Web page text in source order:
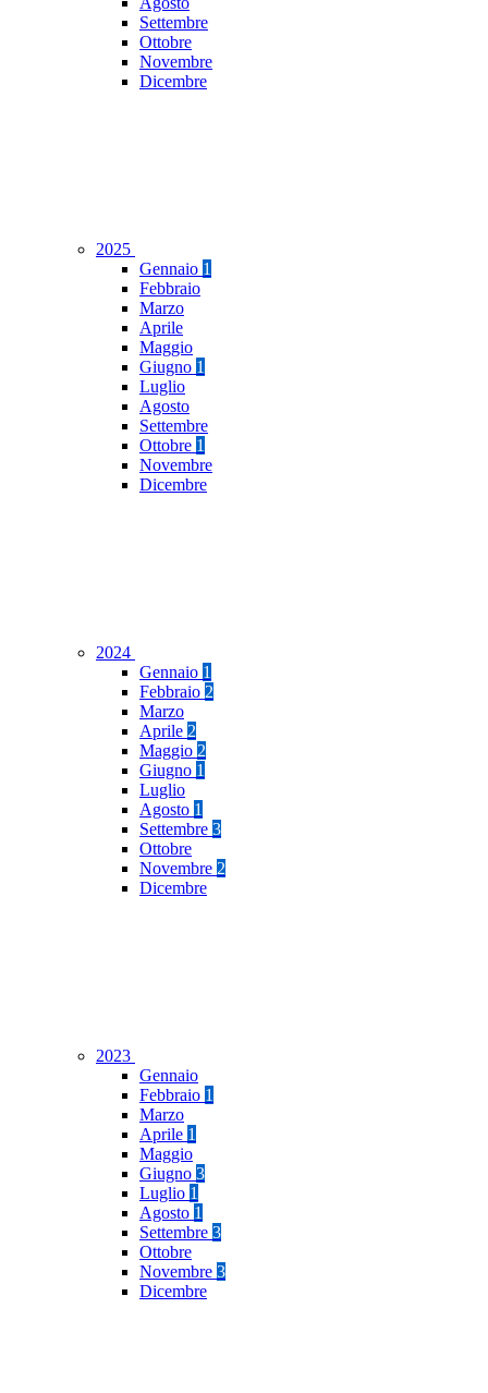
Settembre
Ottobre
Novembre
Dicembre
2025
Gennaio 1
Febbraio
Marzo
Aprile
Maggio
Giugno 1
Luglio
Agosto
Settembre
Ottobre 1
Novembre
Dicembre
2024
Gennaio 1
Febbraio 2
Marzo
Aprile 2
Maggio 2
Giugno 1
Luglio
Agosto 1
Settembre 3
Ottobre
Novembre 2
Dicembre
2023
Gennaio
Febbraio 1
Marzo
Aprile 1
Maggio
Giugno 3
Luglio 1
Agosto 1
Settembre 3
Ottobre
Novembre 3
Dicembre